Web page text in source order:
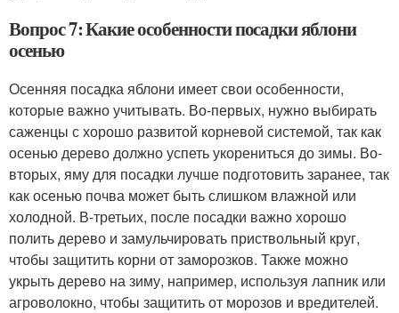
Вопрос 7: Какие особенности посадки яблони
осенью
Осенняя посадка яблони имеет свои особенности,
которые важно учитывать. Во-первых, нужно выбирать
саженцы с хорошо развитой корневой системой, так как
осенью дерево должно успеть укорениться до зимы. Во-
вторых, яму для посадки лучше подготовить заранее, так
как осенью почва может быть слишком влажной или
холодной. В-третьих, после посадки важно хорошо
полить дерево и замульчировать приствольный круг,
чтобы защитить корни от заморозков. Также можно
укрыть дерево на зиму, например, используя лапник или
агроволокно, чтобы защитить от морозов и вредителей.